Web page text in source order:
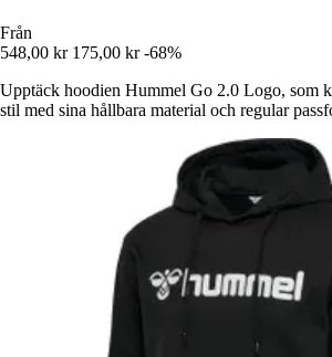
Från
548,00 kr 175,00 kr -68%
Upptäck hoodien Hummel Go 2.0 Logo, som
stil med sina hållbara material och regular